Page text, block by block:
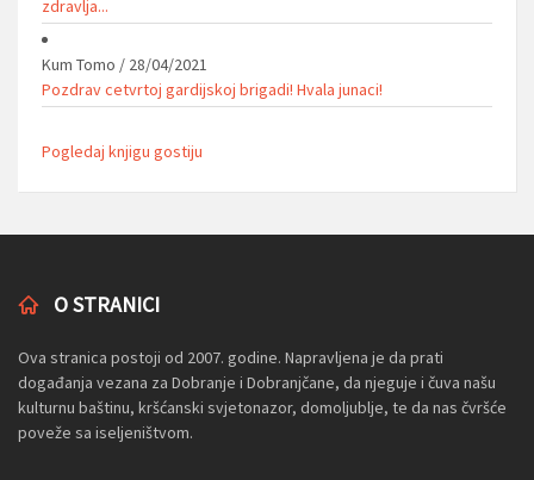
zdravlja...
Kum Tomo / 28/04/2021
Pozdrav cetvrtoj gardijskoj brigadi! Hvala junaci!
Pogledaj knjigu gostiju
O STRANICI
Ova stranica postoji od 2007. godine. Napravljena je da prati
događanja vezana za Dobranje i Dobranjčane, da njeguje i čuva našu
kulturnu baštinu, kršćanski svjetonazor, domoljublje, te da nas čvršće
poveže sa iseljeništvom.